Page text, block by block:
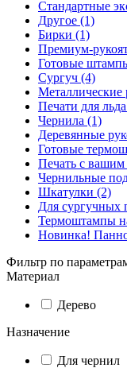
Стандартные
Другое (1)
Бирки (1)
Премиум-
Готовые
Сургуч (4)
Металлические
Печати для
Чернила (1)
Деревянные
Готовые
Печать с
Чернильные
Шкатулки (2)
Для сургучных
Термоштампы
Новинка!
Фильтр по
Материал
Дерево
Назначение
Для чернил